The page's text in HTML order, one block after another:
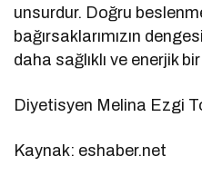
unsurdur. Doğru
bağırsaklarımızın
daha sağlıklı ve enerjik
Diyetisyen Melina Ezgi
Kaynak: eshaber.net